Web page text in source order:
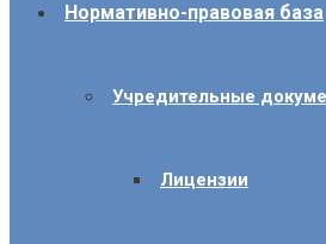
Нормативно-правовая база
Учредительные
Лицензии